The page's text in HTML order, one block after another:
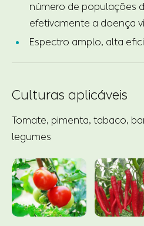
número de populações
efetivamente a doença
Espectro amplo, alta
Culturas aplicáveis
Tomate, pimenta, tabaco,
legumes